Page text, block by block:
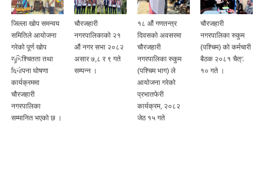
जिल्ला खोप समन्वय
समितिले आयोजना
गरेको पूर्ण खोप
सुनिश्चितता तथा
दिगोपना घोषणा
कार्यक्रममा
चौरजहारी
नगरपालिका
सम्मानित भएको छ ।
चौरजहारी
नगरपालिकाको २१
औं नगर सभा २०८२
असार ७,८ र ९ गते
सम्पन्न ।
१८ औं गणतन्त्र
दिवसको अवसरमा
चौरजहारी
नगरपालिका रुकुम
(पश्चिम भाग) ले
आयोजना गरेको
प्रभातफेरी
कार्यक्रम, २०८२
जेठ १५ गते
चौरजहारी
नगरपालिका रुकुम
(पश्चिम) को कर्मचारी
बैठक २०८१ चैत्र
१० गते ।